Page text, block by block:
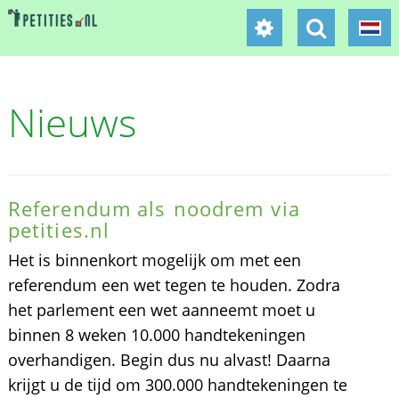
Nieuws
Referendum als noodrem via
petities.nl
Het is binnenkort mogelijk om met een
referendum een wet tegen te houden. Zodra
het parlement een wet aanneemt moet u
binnen 8 weken 10.000 handtekeningen
overhandigen. Begin dus nu alvast! Daarna
krijgt u de tijd om 300.000 handtekeningen te